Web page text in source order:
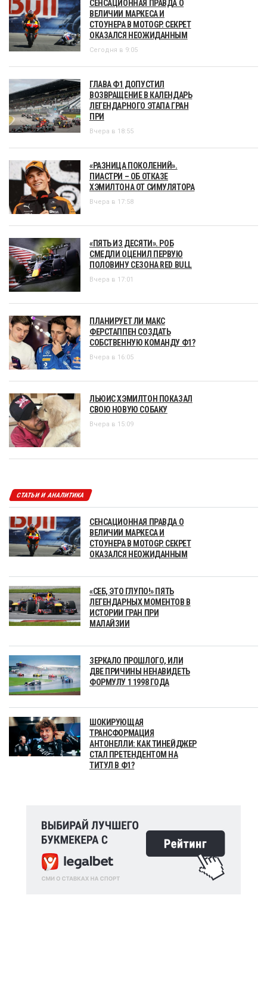
СЕНСАЦИОННАЯ ПРАВДА О
ВЕЛИЧИИ МАРКЕСА И
СТОУНЕРА В MOTOGP. СЕКРЕТ
ОКАЗАЛСЯ НЕОЖИДАННЫМ
Сегодня в 9:05
ГЛАВА Ф1 ДОПУСТИЛ
ВОЗВРАЩЕНИЕ В КАЛЕНДАРЬ
ЛЕГЕНДАРНОГО ЭТАПА ГРАН
ПРИ
Вчера в 18:55
«РАЗНИЦА ПОКОЛЕНИЙ».
ПИАСТРИ – ОБ ОТКАЗЕ
ХЭМИЛТОНА ОТ СИМУЛЯТОРА
Вчера в 17:58
«ПЯТЬ ИЗ ДЕСЯТИ». РОБ
СМЕДЛИ ОЦЕНИЛ ПЕРВУЮ
ПОЛОВИНУ СЕЗОНА RED BULL
Вчера в 17:01
ПЛАНИРУЕТ ЛИ МАКС
ФЕРСТАППЕН СОЗДАТЬ
СОБСТВЕННУЮ КОМАНДУ Ф1?
Вчера в 16:05
ЛЬЮИС ХЭМИЛТОН ПОКАЗАЛ
СВОЮ НОВУЮ СОБАКУ
Вчера в 15:09
СТАТЬИ И АНАЛИТИКА
СЕНСАЦИОННАЯ ПРАВДА О
ВЕЛИЧИИ МАРКЕСА И
СТОУНЕРА В MOTOGP. СЕКРЕТ
ОКАЗАЛСЯ НЕОЖИДАННЫМ
«СЕБ, ЭТО ГЛУПО!» ПЯТЬ
ЛЕГЕНДАРНЫХ МОМЕНТОВ В
ИСТОРИИ ГРАН ПРИ
МАЛАЙЗИИ
ЗЕРКАЛО ПРОШЛОГО, ИЛИ
ДВЕ ПРИЧИНЫ НЕНАВИДЕТЬ
ФОРМУЛУ 1 1998 ГОДА
ШОКИРУЮЩАЯ
ТРАНСФОРМАЦИЯ
АНТОНЕЛЛИ: КАК ТИНЕЙДЖЕР
СТАЛ ПРЕТЕНДЕНТОМ НА
ТИТУЛ В Ф1?